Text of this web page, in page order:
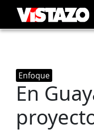
Enfoque
En